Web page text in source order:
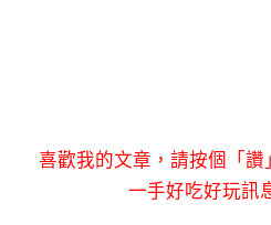
喜歡我的文章，請按個「
一手好吃好玩訊